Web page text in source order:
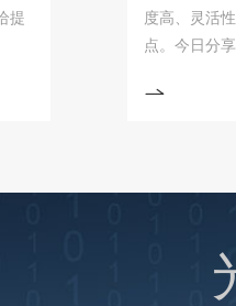
度高、灵活性强、
点。今日分享工业